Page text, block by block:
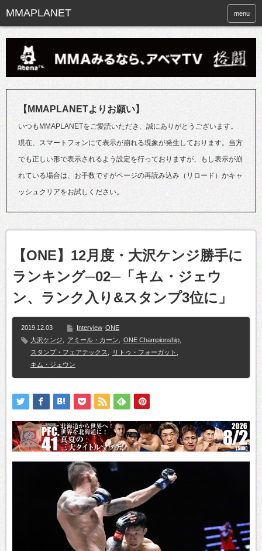
menu
【MMAPLANETよりお願い】
いつもMMAPLANETをご愛読いただき、誠にありがとうございます。
現在、スマートフォンにて表示が崩れる現象が発生しております。当方
でも正しい形で表示されるよう設定を行っておりますが、もし表示が崩
れている場合は、お手数ですがページの再読み込み（リロード）かキャ
ッシュクリアをお試しください。
【ONE】12月度・大沢ケンジ勝手に
ランキング─02─「キム・ジェウ
ン、ランク入り&スタンプ3位に」
2019.12.03 Interview ONE
大沢ケンジ
アミール・カーン ONE Championship
スタンプ・フェアテックス
リトゥ・フォーガット
キム・ジェウン